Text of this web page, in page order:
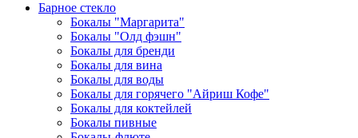
Барное стекло
Бокалы "Маргарита"
Бокалы "Олд фэшн"
Бокалы для бренди
Бокалы для вина
Бокалы для воды
Бокалы для горячего "Айриш Кофе"
Бокалы для коктейлей
Бокалы пивные